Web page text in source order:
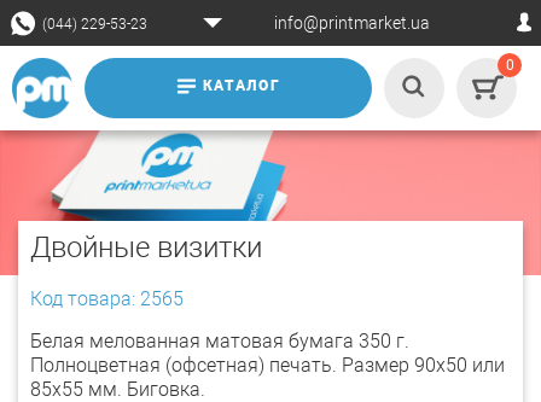
(044) 229-53-23 info@printmarket.ua
КАТАЛОГ
0
Двойные визитки
Код товара: 2565
Белая мелованная матовая бумага 350 г.
Полноцветная (офсетная) печать. Размер 90х50 или
85х55 мм. Биговка.